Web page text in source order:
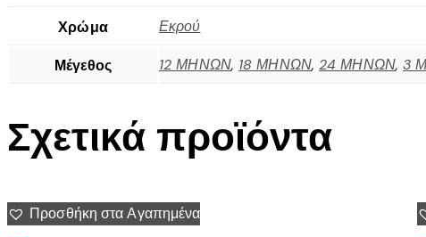
Χρώμα Εκρού
Μέγεθος 12 ΜΗΝΩΝ, 18 ΜΗΝΩΝ,24 ΜΗΝΩΝ,3
Σχετικά προϊόντα
Προσθήκη στα Αγαπημένα